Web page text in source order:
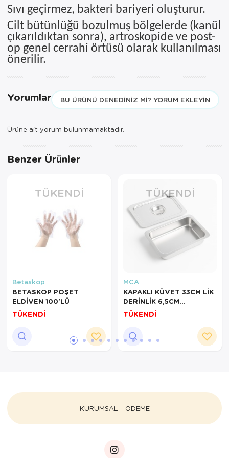
Sıvı geçirmez, bakteri bariyeri oluşturur.
Cilt bütünlüğü bozulmuş bölgelerde (kanül
çıkarıldıktan sonra), artroskopide ve post-
op genel cerrahi örtüsü olarak kullanılması
önerilir.
Yorumlar BU ÜRÜNÜ DENEDINIZ MI? YORUM EKLEYIN
Ürüne ait yorum bulunmamaktadır.
Benzer Ürünler
TÜKENDI
Betaskop
BETASKOP POŞET
ELDİVEN 100'LÜ
TÜKENDİ
TÜKENDI
MCA
KAPAKLI KÜVET 33CM LİK
DERİNLİK 6,5CM
PASLANMAZ ÇELİK
TÜKENDİ
KURUMSAL ÖDEME